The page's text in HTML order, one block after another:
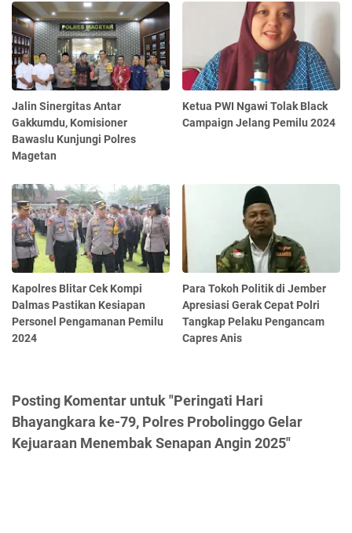
Jalin Sinergitas Antar
Gakkumdu, Komisioner
Bawaslu Kunjungi Polres
Magetan
Ketua PWI Ngawi Tolak Black
Campaign Jelang Pemilu 2024
Kapolres Blitar Cek Kompi
Dalmas Pastikan Kesiapan
Personel Pengamanan Pemilu
2024
Para Tokoh Politik di Jember
Apresiasi Gerak Cepat Polri
Tangkap Pelaku Pengancam
Capres Anis
Posting Komentar untuk "Peringati Hari
Bhayangkara ke-79, Polres Probolinggo Gelar
Kejuaraan Menembak Senapan Angin 2025"